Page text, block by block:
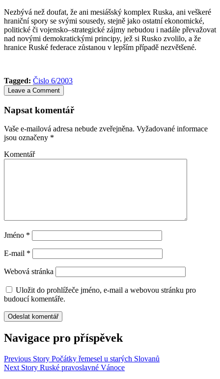
Nezbývá než doufat, že ani mesiášský komplex Ruska, ani veškeré
hraniční spory se svými sousedy, stejně jako ostatní ekonomické,
politické či vojensko–strategické zájmy nebudou i nadále převažovat
nad novými demokratickými principy, jež si Rusko zvolilo, a že
hranice Ruské federace zůstanou v lepším případě nezvětšené.
Tagged: Čislo 6/2003
Leave a Comment
Napsat komentář
Vaše e-mailová adresa nebude zveřejněna. Vyžadované informace
jsou označeny *
Komentář
Jméno *
E-mail *
Webová stránka
Uložit do prohlížeče jméno, e-mail a webovou stránku pro
budoucí komentáře.
Navigace pro příspěvek
Previous Story Počátky řemesel u starých Slovanů
Next Story Ruské pravoslavné Vánoce